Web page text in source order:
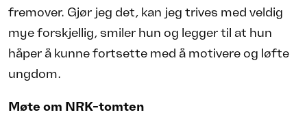
fremover. Gjør jeg det, kan jeg trives med veldig
mye forskjellig, smiler hun og legger til at hun
håper å kunne fortsette med å motivere og løfte
ungdom.
Møte om NRK-tomten